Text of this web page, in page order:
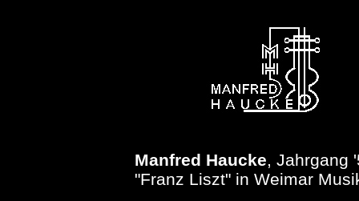
Manfred Haucke, Jahrgang
"Franz Liszt" in Weimar